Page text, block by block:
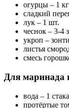
огурцы – 1 кг
сладкий
лук – 1 шт.
чеснок – 3-4
укроп –
листья
смесь
Для маринада
вода – 1
протёртые